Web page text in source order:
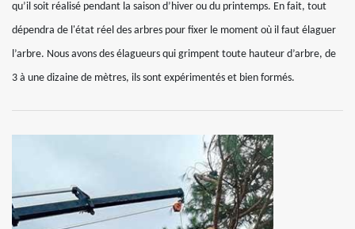
qu’il soit réalisé pendant la saison d’hiver ou du printemps. En fait, tout
dépendra de l'état réel des arbres pour fixer le moment où il faut élaguer
l’arbre. Nous avons des élagueurs qui grimpent toute hauteur d’arbre, de
3 à une dizaine de mètres, ils sont expérimentés et bien formés.